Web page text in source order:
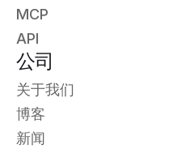
MCP
API
公司
关于我们
博客
新闻